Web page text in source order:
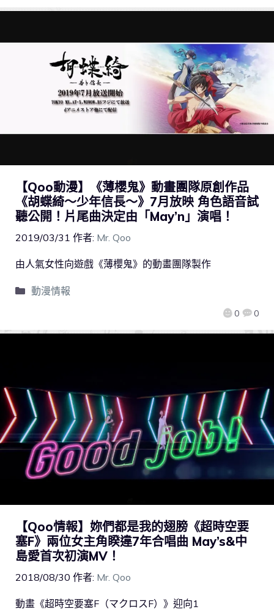
【Qoo動漫】《薄櫻鬼》動畫團隊原創作品
《胡蝶綺～少年信長～》7月放映 角色語音試
聽公開！片尾曲決定由「May’n」演唱！
2019/03/31 作者: Mr. Qoo
0 0
由人氣女性向遊戲《薄櫻鬼》的動畫團隊製作
動漫情報
【Qoo情報】妳們都是我的翅膀《超時空要
塞F》兩位女主角睽違7年合唱曲 May’s&中
島愛首次初演MV！
2018/08/30 作者: Mr. Qoo
動畫《超時空要塞F（マクロスF）》迎向1